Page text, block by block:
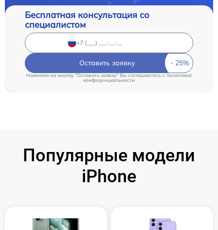
Бесплатная консультация со
специалистом
Оставить заявку
Нажимая на кнопку "Оставить заявку" Вы соглашаетесь cполитикой
конфиденциальности
Популярные модели
iPhone